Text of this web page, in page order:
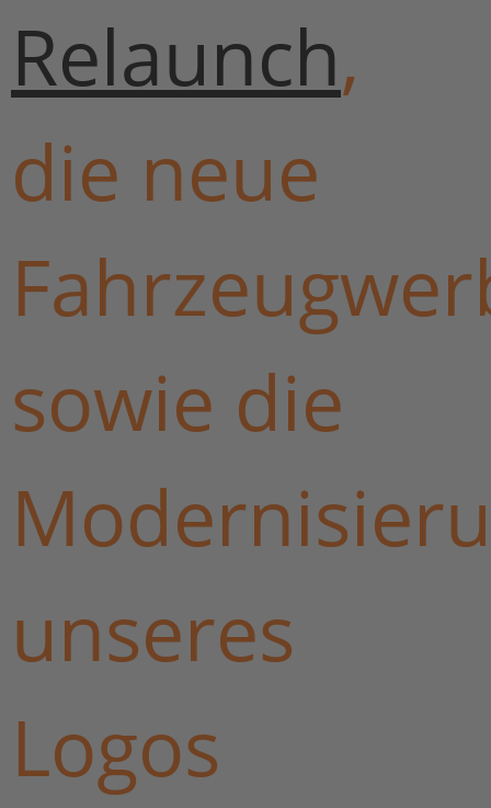
Relaunch,
die neue
sowie die
unseres
Logos